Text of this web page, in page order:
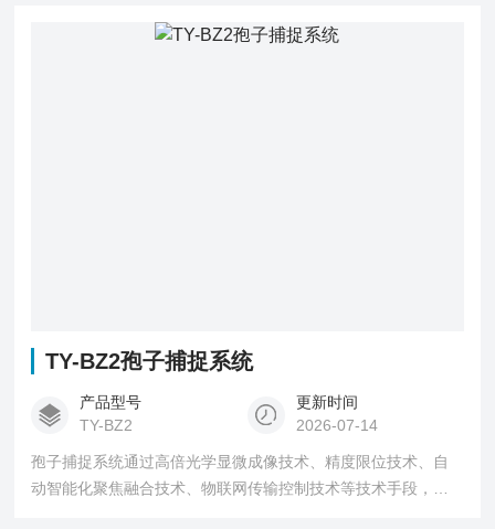
TY-BZ2孢子捕捉系统
产品型号
TY-BZ2
更新时间
2026-07-14
孢子捕捉系统通过高倍光学显微成像技术、精度限位技术、自
动智能化聚焦融合技术、物联网传输控制技术等技术手段，拍